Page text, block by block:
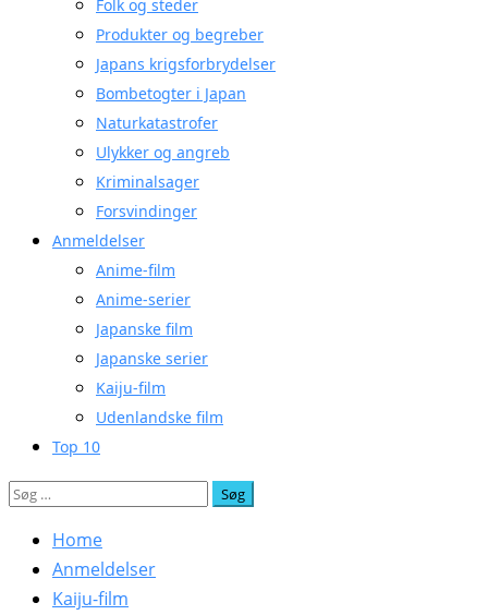
Folk og steder
Produkter og begreber
Japans krigsforbrydelser
Bombetogter i Japan
Naturkatastrofer
Ulykker og angreb
Kriminalsager
Forsvindinger
Anmeldelser
Anime-film
Anime-serier
Japanske film
Japanske serier
Kaiju-film
Udenlandske film
Top 10
Søg
Home
Anmeldelser
Kaiju-film